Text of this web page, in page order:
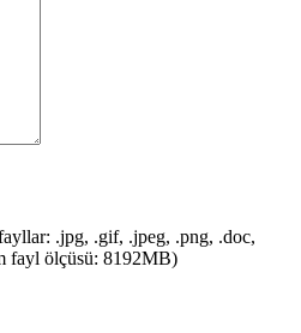
.jpg, .gif, .jpeg, .png, .doc,
fayl ölçüsü: 8192MB)